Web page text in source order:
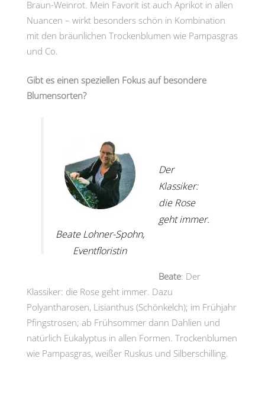
Braun-Weinrot. Mein Favorit ist auch Aprikot in allen
Nuancen – wirkt besonders schön in Kombination
mit den bräunlichen Trockenblumen wie Pampasgras
und Co.
Gibt es einen speziellen Fokus auf besondere
Blumensorten?
Beate Lohner-Spohn,
Eventfloristin
Der
Klassiker:
die Rose
geht immer.
Beate: Der
Klassiker: die Rose geht immer. Dazu
Polyantharosen, Lisianthus (Schönkelch); im Frühjahr
Pfingstrosen; ab Frühsommer dann Dahlien und
natürlich Eukalyptus in allen Formen. Trockenblumen
wie Pampasgras, weißer Ruskus und Silberschilling.